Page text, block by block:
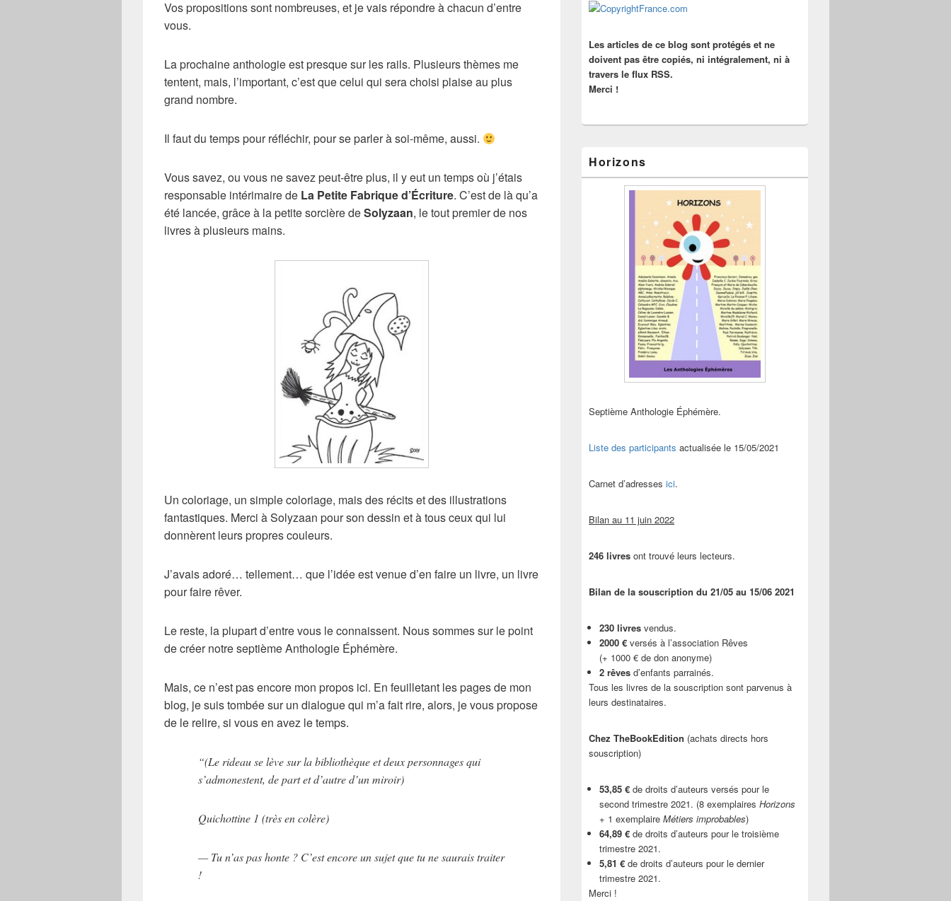
Vos propositions sont nombreuses, et je vais répondre à chacun d’entre
vous.
La prochaine anthologie est presque sur les rails. Plusieurs thèmes me
tentent, mais, l’important, c’est que celui qui sera choisi plaise au plus
grand nombre.
Il faut du temps pour réfléchir, pour se parler à soi-même, aussi.
Vous savez, ou vous ne savez peut-être plus, il y eut un temps où j’étais
responsable intérimaire de La Petite Fabrique d’Écriture. C’est de là qu’a
été lancée, grâce à la petite sorcière deSolyzaan, le tout premier de nos
livres à plusieurs mains.
Un coloriage, un simple coloriage, mais des récits et des illustrations
fantastiques. Merci à Solyzaan pour son dessin et à tous ceux qui lui
donnèrent leurs propres couleurs.
J’avais adoré… tellement… que l’idée est venue d’en faire un livre, un livre
pour faire rêver.
Le reste, la plupart d’entre vous le connaissent. Nous sommes sur le point
de créer notre septième Anthologie Éphémère.
Mais, ce n’est pas encore mon propos ici. En feuilletant les pages de mon
blog, je suis tombée sur un dialogue qui m’a fait rire, alors, je vous propose
de le relire, si vous en avez le temps.
“(Le rideau se lève sur la bibliothèque et deux personnages qui
s’admonestent, de part et d’autre d’un miroir)
Quichottine 1 (très en colère)
— Tu n’as pas honte ? C’est encore un sujet que tu ne saurais traiter
!
latérale
Les articles de ce blog sont protégés et ne
doivent pas être copiés, ni intégralement, ni à
travers le flux RSS.
Merci !
Horizons
Septième Anthologie Éphémère.
Liste des participants actualisée le 15/05/2021
Carnet d’adresses ici.
Bilan au 11 juin 2022
246 livres ont trouvé leurs lecteurs.
Bilan de la souscription du 21/05 au 15/06 2021
230 livres vendus.
2000 € versés à l’association Rêves
(+ 1000 € de don anonyme)
2 rêves d’enfants parrainés.
Tous les livres de la souscription sont parvenus à
leurs destinataires.
Chez TheBookEdition (achats directs hors
souscription)
53,85 € de droits d’auteurs versés pour le
second trimestre 2021. (8 exemplaires Horizons
+ 1 exemplaire Métiers improbables)
64,89 € de droits d’auteurs pour le troisième
trimestre 2021.
5,81 € de droits d’auteurs pour le dernier
trimestre 2021.
Merci !